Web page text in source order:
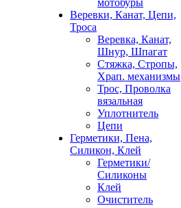
мотобуры
Веревки, Канат, Цепи,
Троса
Веревка, Канат,
Шнур, Шпагат
Стяжка, Стропы,
Храп. механизмы
Трос, Проволка
вязальная
Уплотнитель
Цепи
Герметики, Пена,
Силикон, Клей
Герметики/
Силиконы
Клей
Очиститель